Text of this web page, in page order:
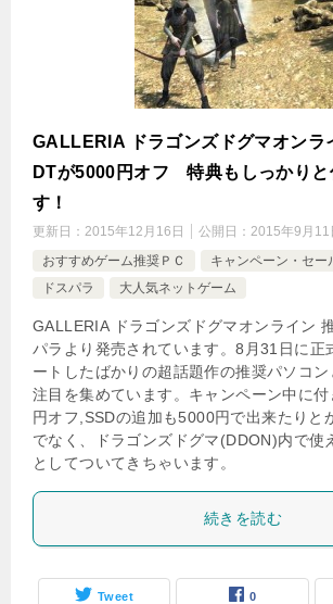
GALLERIA ドラゴンズドグマオンラ
DTが5000円オフ 特典もしっかりと
す！
更新日： 2015年12月16日 公開日： 2015年9月11
おすすめゲーム推奨ＰＣ
キャンペーン・セー
ドスパラ
大人気ネットゲーム
GALLERIA ドラゴンズドグマオンライン
パラより発売されています。8月31日に正
ートしたばかりの超話題作の推奨パソコン
注目を集めています。キャンペーン中に
円オフ,SSDの追加も5000円で出来たりと
でなく、ドラゴンズドグマ(DDON)内で使
としてついてきちゃいます。
続きを読む
Tweet 0